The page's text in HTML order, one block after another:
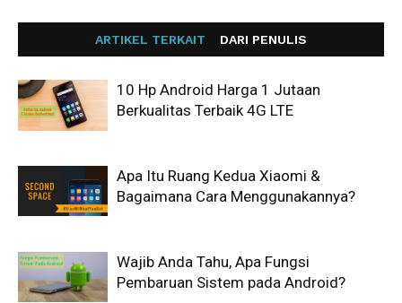
ARTIKEL TERKAIT DARI PENULIS
10 Hp Android Harga 1 Jutaan
Berkualitas Terbaik 4G LTE
Apa Itu Ruang Kedua Xiaomi &
Bagaimana Cara Menggunakannya?
Wajib Anda Tahu, Apa Fungsi
Pembaruan Sistem pada Android?